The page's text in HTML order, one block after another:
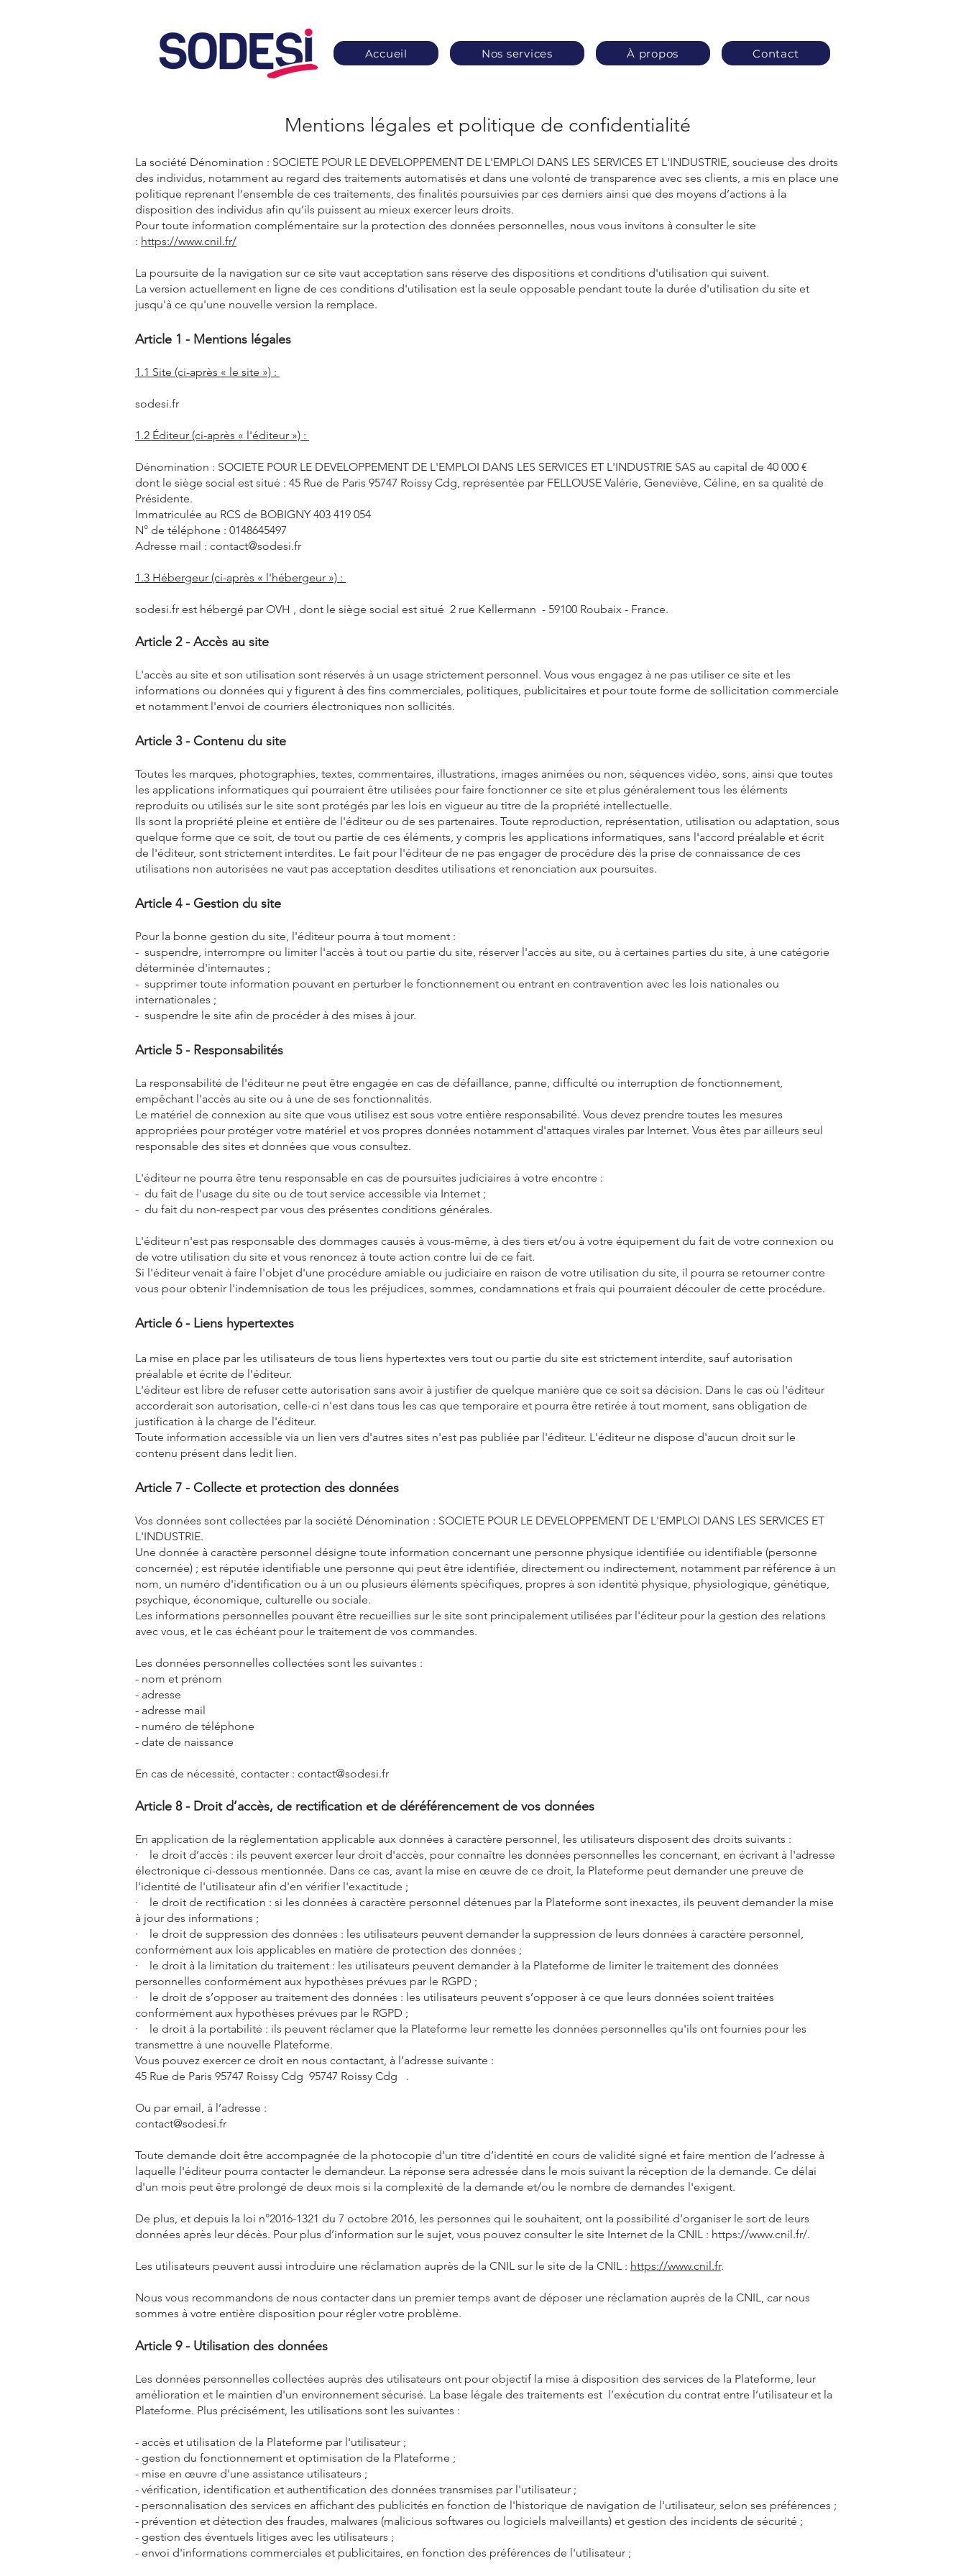
Accueil Nos services À propos Contact
Mentions légales et politique de confidentialité
La société Dénomination : SOCIETE POUR LE DEVELOPPEMENT DE L'EMPLOI DANS LES SERVICES ET L'INDUSTRIE, soucieuse des droits
des individus, notamment au regard des traitements automatisés et dans une volonté de transparence avec ses clients, a mis en place une
politique reprenant l’ensemble de ces traitements, des finalités poursuivies par ces derniers ainsi que des moyens d’actions à la
disposition des individus afin qu’ils puissent au mieux exercer leurs droits.
Pour toute information complémentaire sur la protection des données personnelles, nous vous invitons à consulter le site
: https://www.cnil.fr/
La poursuite de la navigation sur ce site vaut acceptation sans réserve des dispositions et conditions d'utilisation qui suivent.
La version actuellement en ligne de ces conditions d'utilisation est la seule opposable pendant toute la durée d'utilisation du site et
jusqu'à ce qu'une nouvelle version la remplace.
Article 1 - Mentions légales
1.1 Site (ci-après « le site ») :
sodesi.fr
1.2 Éditeur (ci-après « l'éditeur ») :
Dénomination : SOCIETE POUR LE DEVELOPPEMENT DE L'EMPLOI DANS LES SERVICES ET L'INDUSTRIE SAS au capital de 40 000 €
dont le siège social est situé : 45 Rue de Paris 95747 Roissy Cdg, représentée par FELLOUSE Valérie, Geneviève, Céline, en sa qualité de
Présidente.
Immatriculée au RCS de BOBIGNY 403 419 054
N° de téléphone : 0148645497
Adresse mail : contact@sodesi.fr
1.3 Hébergeur (ci-après « l'hébergeur ») :
sodesi.fr est hébergé par OVH , dont le siège social est situé 2 rue Kellermann - 59100 Roubaix - France.
Article 2 - Accès au site
L'accès au site et son utilisation sont réservés à un usage strictement personnel. Vous vous engagez à ne pas utiliser ce site et les
informations ou données qui y figurent à des fins commerciales, politiques, publicitaires et pour toute forme de sollicitation commerciale
et notamment l'envoi de courriers électroniques non sollicités.
Article 3 - Contenu du site
Toutes les marques, photographies, textes, commentaires, illustrations, images animées ou non, séquences vidéo, sons, ainsi que toutes
les applications informatiques qui pourraient être utilisées pour faire fonctionner ce site et plus généralement tous les éléments
reproduits ou utilisés sur le site sont protégés par les lois en vigueur au titre de la propriété intellectuelle.
Ils sont la propriété pleine et entière de l'éditeur ou de ses partenaires. Toute reproduction, représentation, utilisation ou adaptation, sous
quelque forme que ce soit, de tout ou partie de ces éléments, y compris les applications informatiques, sans l'accord préalable et écrit
de l'éditeur, sont strictement interdites. Le fait pour l'éditeur de ne pas engager de procédure dès la prise de connaissance de ces
utilisations non autorisées ne vaut pas acceptation desdites utilisations et renonciation aux poursuites.
Article 4 - Gestion du site
Pour la bonne gestion du site, l'éditeur pourra à tout moment :
- suspendre, interrompre ou limiter l'accès à tout ou partie du site, réserver l'accès au site, ou à certaines parties du site, à une catégorie
déterminée d'internautes ;
- supprimer toute information pouvant en perturber le fonctionnement ou entrant en contravention avec les lois nationales ou
internationales ;
- suspendre le site afin de procéder à des mises à jour.
Article 5 - Responsabilités
La responsabilité de l'éditeur ne peut être engagée en cas de défaillance, panne, difficulté ou interruption de fonctionnement,
empêchant l'accès au site ou à une de ses fonctionnalités.
Le matériel de connexion au site que vous utilisez est sous votre entière responsabilité. Vous devez prendre toutes les mesures
appropriées pour protéger votre matériel et vos propres données notamment d'attaques virales par Internet. Vous êtes par ailleurs seul
responsable des sites et données que vous consultez.
L'éditeur ne pourra être tenu responsable en cas de poursuites judiciaires à votre encontre :
- du fait de l'usage du site ou de tout service accessible via Internet ;
- du fait du non-respect par vous des présentes conditions générales.
L'éditeur n'est pas responsable des dommages causés à vous-même, à des tiers et/ou à votre équipement du fait de votre connexion ou
de votre utilisation du site et vous renoncez à toute action contre lui de ce fait.
Si l'éditeur venait à faire l'objet d'une procédure amiable ou judiciaire en raison de votre utilisation du site, il pourra se retourner contre
vous pour obtenir l'indemnisation de tous les préjudices, sommes, condamnations et frais qui pourraient découler de cette procédure.
Article 6 - Liens hypertextes
La mise en place par les utilisateurs de tous liens hypertextes vers tout ou partie du site est strictement interdite, sauf autorisation
préalable et écrite de l'éditeur.
L'éditeur est libre de refuser cette autorisation sans avoir à justifier de quelque manière que ce soit sa décision. Dans le cas où l'éditeur
accorderait son autorisation, celle-ci n'est dans tous les cas que temporaire et pourra être retirée à tout moment, sans obligation de
justification à la charge de l'éditeur.
Toute information accessible via un lien vers d'autres sites n'est pas publiée par l'éditeur. L'éditeur ne dispose d'aucun droit sur le
contenu présent dans ledit lien.
Article 7 - Collecte et protection des données
Vos données sont collectées par la société Dénomination : SOCIETE POUR LE DEVELOPPEMENT DE L'EMPLOI DANS LES SERVICES ET
L'INDUSTRIE.
Une donnée à caractère personnel désigne toute information concernant une personne physique identifiée ou identifiable (personne
concernée) ; est réputée identifiable une personne qui peut être identifiée, directement ou indirectement, notamment par référence à un
nom, un numéro d'identification ou à un ou plusieurs éléments spécifiques, propres à son identité physique, physiologique, génétique,
psychique, économique, culturelle ou sociale.
Les informations personnelles pouvant être recueillies sur le site sont principalement utilisées par l'éditeur pour la gestion des relations
avec vous, et le cas échéant pour le traitement de vos commandes.
Les données personnelles collectées sont les suivantes :
- nom et prénom
- adresse
- adresse mail
- numéro de téléphone
- date de naissance
En cas de nécessité, contacter : contact@sodesi.fr
Article 8 - Droit d’accès, de rectification et de déréférencement de vos données
En application de la réglementation applicable aux données à caractère personnel, les utilisateurs disposent des droits suivants :
· le droit d’accès : ils peuvent exercer leur droit d'accès, pour connaître les données personnelles les concernant, en écrivant à l'adresse
électronique ci-dessous mentionnée. Dans ce cas, avant la mise en œuvre de ce droit, la Plateforme peut demander une preuve de
l'identité de l'utilisateur afin d'en vérifier l'exactitude ;
· le droit de rectification : si les données à caractère personnel détenues par la Plateforme sont inexactes, ils peuvent demander la mise
à jour des informations ;
· le droit de suppression des données : les utilisateurs peuvent demander la suppression de leurs données à caractère personnel,
conformément aux lois applicables en matière de protection des données ;
· le droit à la limitation du traitement : les utilisateurs peuvent demander à la Plateforme de limiter le traitement des données
personnelles conformément aux hypothèses prévues par le RGPD ;
· le droit de s’opposer au traitement des données : les utilisateurs peuvent s’opposer à ce que leurs données soient traitées
conformément aux hypothèses prévues par le RGPD ;
· le droit à la portabilité : ils peuvent réclamer que la Plateforme leur remette les données personnelles qu'ils ont fournies pour les
transmettre à une nouvelle Plateforme.
Vous pouvez exercer ce droit en nous contactant, à l’adresse suivante :
45 Rue de Paris 95747 Roissy Cdg 95747 Roissy Cdg .
Ou par email, à l’adresse :
contact@sodesi.fr
Toute demande doit être accompagnée de la photocopie d’un titre d’identité en cours de validité signé et faire mention de l’adresse à
laquelle l'éditeur pourra contacter le demandeur. La réponse sera adressée dans le mois suivant la réception de la demande. Ce délai
d'un mois peut être prolongé de deux mois si la complexité de la demande et/ou le nombre de demandes l'exigent.
De plus, et depuis la loi n°2016-1321 du 7 octobre 2016, les personnes qui le souhaitent, ont la possibilité d’organiser le sort de leurs
données après leur décès. Pour plus d’information sur le sujet, vous pouvez consulter le site Internet de la CNIL : https://www.cnil.fr/.
Les utilisateurs peuvent aussi introduire une réclamation auprès de la CNIL sur le site de la CNIL : https://www.cnil.fr.
Nous vous recommandons de nous contacter dans un premier temps avant de déposer une réclamation auprès de la CNIL, car nous
sommes à votre entière disposition pour régler votre problème.
Article 9 - Utilisation des données
Les données personnelles collectées auprès des utilisateurs ont pour objectif la mise à disposition des services de la Plateforme, leur
amélioration et le maintien d'un environnement sécurisé. La base légale des traitements est l’exécution du contrat entre l’utilisateur et la
Plateforme. Plus précisément, les utilisations sont les suivantes :
- accès et utilisation de la Plateforme par l'utilisateur ;
- gestion du fonctionnement et optimisation de la Plateforme ;
- mise en œuvre d'une assistance utilisateurs ;
- vérification, identification et authentification des données transmises par l'utilisateur ;
- personnalisation des services en affichant des publicités en fonction de l'historique de navigation de l'utilisateur, selon ses préférences ;
- prévention et détection des fraudes, malwares (malicious softwares ou logiciels malveillants) et gestion des incidents de sécurité ;
- gestion des éventuels litiges avec les utilisateurs ;
- envoi d'informations commerciales et publicitaires, en fonction des préférences de l'utilisateur ;